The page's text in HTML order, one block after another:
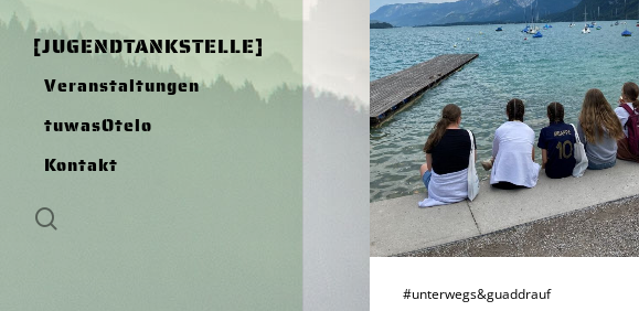
[JUGENDTANKSTELLE]
Veranstaltungen
tuwasOtelo
Kontakt
Hit enter to search or
#unterwegs&guaddrauf